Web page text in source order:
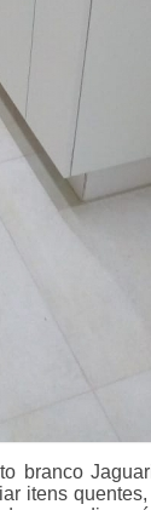
branco
itens